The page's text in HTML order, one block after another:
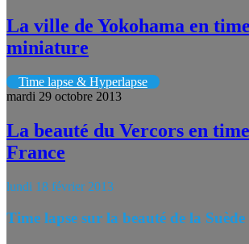
La ville de Yokohama en
miniature
Time lapse & Hyperlapse
mardi 29 octobre 2013
La beauté du Vercors en
France
lundi 18 février 2013
Time lapse sur la beauté de la Suède